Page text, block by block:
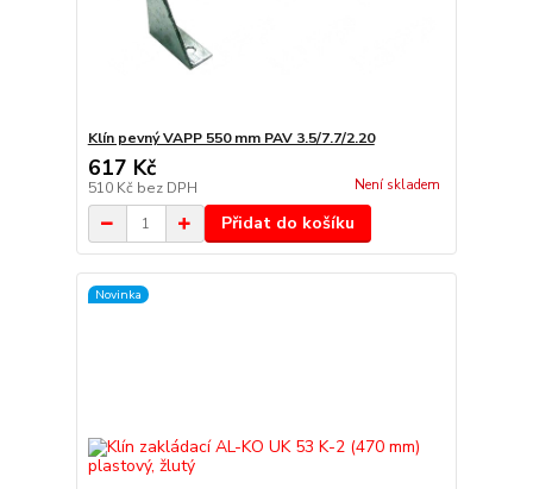
Klín pevný VAPP 550 mm PAV 3.5/7.7/2.20
617 Kč
510 Kč bez DPH Není skladem
Přidat do košíku
Novinka